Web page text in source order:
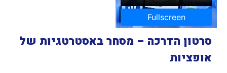
Fullscreen
סרטון הדרכה – מסחר באסטרטגיות של
אופציות